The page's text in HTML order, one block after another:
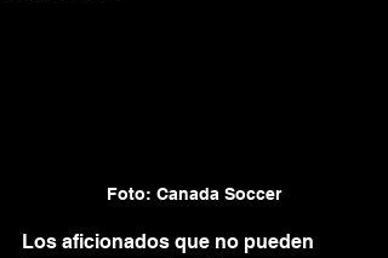
Foto: Canada Soccer
Los aficionados que no pueden